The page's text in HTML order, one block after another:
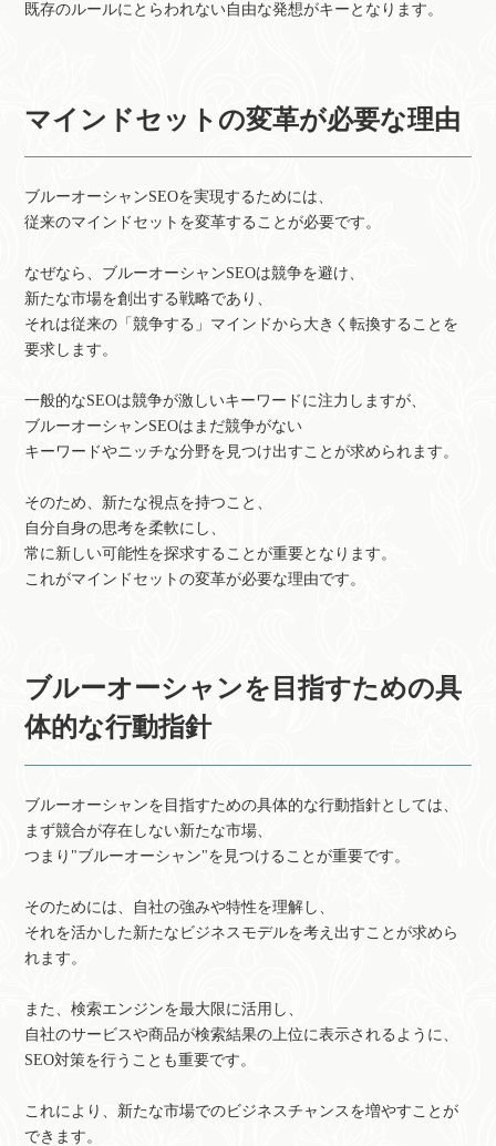
既存のルールにとらわれない自由な発想がキーとなります。
マインドセットの変革が必要な理由
ブルーオーシャンSEOを実現するためには、
従来のマインドセットを変革することが必要です。
なぜなら、ブルーオーシャンSEOは競争を避け、
新たな市場を創出する戦略であり、
それは従来の「競争する」マインドから大きく転換することを
要求します。
一般的なSEOは競争が激しいキーワードに注力しますが、
ブルーオーシャンSEOはまだ競争がない
キーワードやニッチな分野を見つけ出すことが求められます。
そのため、新たな視点を持つこと、
自分自身の思考を柔軟にし、
常に新しい可能性を探求することが重要となります。
これがマインドセットの変革が必要な理由です。
ブルーオーシャンを目指すための具
体的な行動指針
ブルーオーシャンを目指すための具体的な行動指針としては、
まず競合が存在しない新たな市場、
つまり"ブルーオーシャン"を見つけることが重要です。
そのためには、自社の強みや特性を理解し、
それを活かした新たなビジネスモデルを考え出すことが求めら
れます。
また、検索エンジンを最大限に活用し、
自社のサービスや商品が検索結果の上位に表示されるように、
SEO対策を行うことも重要です。
これにより、新たな市場でのビジネスチャンスを増やすことが
できます。